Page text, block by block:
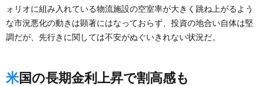
ォリオに組み入れている物流施設の空室率が大きく跳ね上がるよう
な市況悪化の動きは顕著にはなっておらず、投資の地合い自体は堅
調だが、先行きに関しては不安がぬぐいきれない状況だ。
米国の長期金利上昇で割高感も